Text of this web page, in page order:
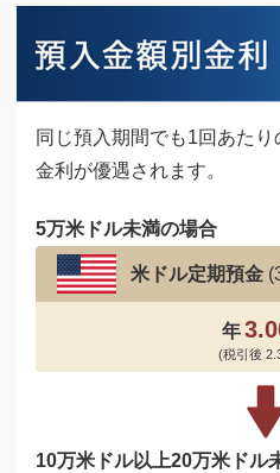
同じ預入期間でも1回あたり
金利が優遇されます。
5万米ドル未満の場合
米ドル定期預金
年
(税引後
10万米ドル以上20万米ドル